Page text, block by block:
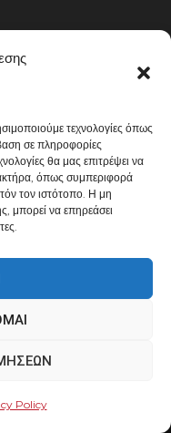
τεχνολογίες όπως
σε πληροφορίες
θα μας επιτρέψει να
όπως συμπεριφορά
τον ιστότοπο. Η μη
μπορεί να επηρεάσει
Policy
by